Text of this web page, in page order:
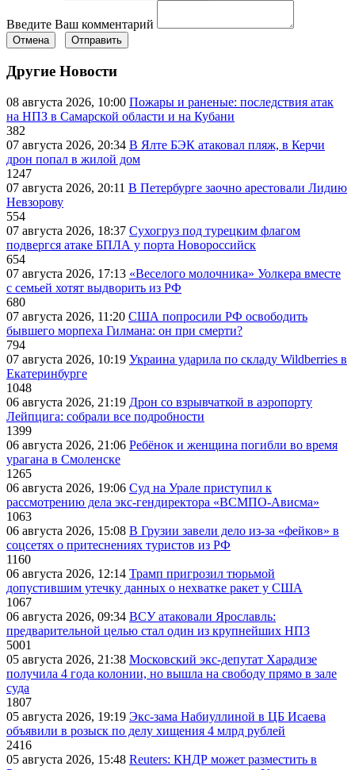
Введите Ваш комментарий
Отмена Отправить
Другие Новости
08 августа 2026, 10:00 Пожары и раненые: последствия атак
на НПЗ в Самарской области и на Кубани
382
07 августа 2026, 20:34 В Ялте БЭК атаковал пляж, в Керчи
дрон попал в жилой дом
1247
07 августа 2026, 20:11 В Петербурге заочно арестовали Лидию
Невзорову
554
07 августа 2026, 18:37 Сухогруз под турецким флагом
подвергся атаке БПЛА у порта Новороссийск
654
07 августа 2026, 17:13 «Веселого молочника» Уолкера вместе
с семьей хотят выдворить из РФ
680
07 августа 2026, 11:20 США попросили РФ освободить
бывшего морпеха Гилмана: он при смерти?
794
07 августа 2026, 10:19 Украина ударила по складу Wildberries в
Екатеринбурге
1048
06 августа 2026, 21:19 Дрон со взрывчаткой в аэропорту
Лейпцига: собрали все подробности
1399
06 августа 2026, 21:06 Ребёнок и женщина погибли во время
урагана в Смоленске
1265
06 августа 2026, 19:06 Суд на Урале приступил к
рассмотрению дела экс-гендиректора «ВСМПО-Ависма»
1063
06 августа 2026, 15:08 В Грузии завели дело из-за «фейков» в
соцсетях о притеснениях туристов из РФ
1160
06 августа 2026, 12:14 Трамп пригрозил тюрьмой
допустившим утечку данных о нехватке ракет у США
1067
06 августа 2026, 09:34 ВСУ атаковали Ярославль:
предварительной целью стал один из крупнейших НПЗ
5001
05 августа 2026, 21:38 Московский экс-депутат Харадизе
получила 4 года колонии, но вышла на свободу прямо в зале
суда
1807
05 августа 2026, 19:19 Экс-зама Набиуллиной в ЦБ Исаева
объявили в розыск по делу хищения 4 млрд рублей
2416
05 августа 2026, 15:48 Reuters: КНДР может разместить в